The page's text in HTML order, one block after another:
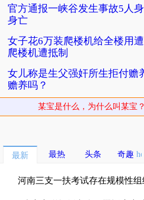
官方通报一峡谷发生事故5人
身亡
女子花6万装爬楼机给全楼用
爬楼机遭抵制
女儿称是生父强奸所生拒付赡
赡养吗？
某宝是什么，为什么叫某宝？
最新 最热 头条 奇趣
河南三支一扶考试存在规模性